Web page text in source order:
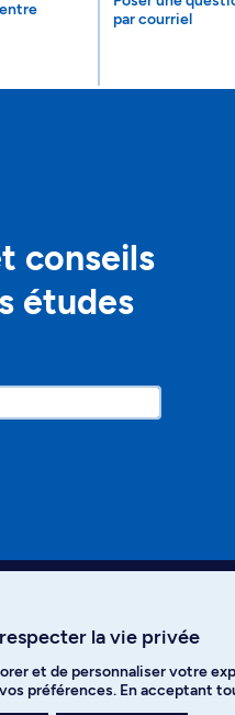
par courriel
conseils
études
TikTok YouTube
la vie privée
et de personnaliser votre
préférences. En acceptant